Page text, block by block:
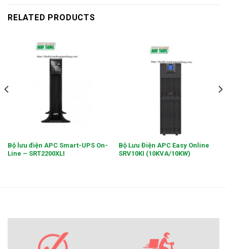
RELATED PRODUCTS
Bộ lưu điện APC Smart-UPS On-
Line – SRT2200XLI
Bộ Lưu Điện APC Easy Online
SRV10KI (10KVA/10KW)